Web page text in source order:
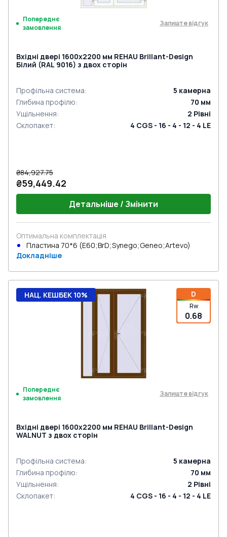
Попереднє
замовлення
Залиште відгук
Вхідні двері 1600x2200 мм REHAU Brillant-Design
Білий (RAL 9016) з двох сторін
Профільна система: 5 камерна
Глибина профілю: 70 мм
Ущільнення: 2 Рівні
Склопакет: 4 CGS - 16 - 4 - 12 - 4 LE
₴84,927.75
₴59,449.42
Детальніше / Змінити
Оптимальна комплектація
Пластина 70*6 (E60;BrD;Synego;Geneo;Artevo)
Докладніше
D
Rw
0.68
НАЦ. КЕШБЕК 10%
Попереднє
замовлення
Залиште відгук
Вхідні двері 1600x2200 мм REHAU Brillant-Design
WALNUT з двох сторін
Профільна система: 5 камерна
Глибина профілю: 70 мм
Ущільнення: 2 Рівні
Склопакет: 4 CGS - 16 - 4 - 12 - 4 LE